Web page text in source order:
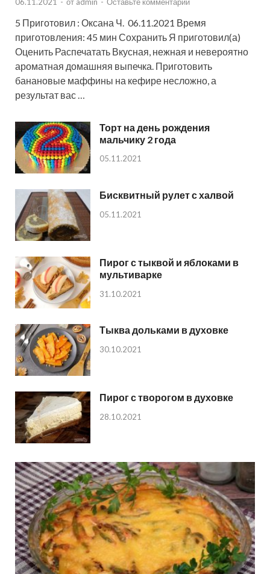
5 Приготовил : Оксана Ч. 06.11.2021 Время
приготовления: 45 мин Сохранить Я приготовил(а)
Оценить Распечатать Вкусная, нежная и невероятно
ароматная домашняя выпечка. Приготовить
банановые маффины на кефире несложно, а
результат вас …
Торт на день рождения
мальчику 2 года
05.11.2021
Бисквитный рулет с халвой
05.11.2021
Пирог с тыквой и яблоками в
мультиварке
31.10.2021
Тыква дольками в духовке
30.10.2021
Пирог с творогом в духовке
28.10.2021